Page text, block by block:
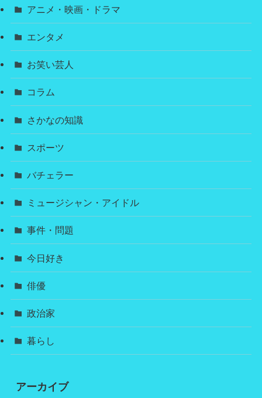
アニメ・映画・ドラマ
エンタメ
お笑い芸人
コラム
さかなの知識
スポーツ
バチェラー
ミュージシャン・アイドル
事件・問題
今日好き
俳優
政治家
暮らし
アーカイブ